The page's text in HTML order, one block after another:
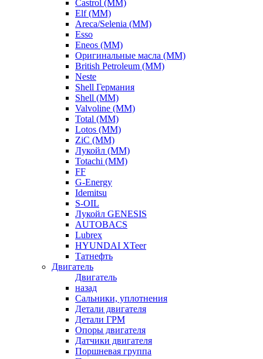
Castrol (ММ)
Elf (ММ)
Areca/Selenia (ММ)
Esso
Eneos (ММ)
Оригинальные масла (ММ)
British Petroleum (ММ)
Neste
Shell Германия
Shell (ММ)
Valvoline (ММ)
Total (ММ)
Lotos (ММ)
ZiC (ММ)
Лукойл (ММ)
Totachi (MM)
FF
G-Energy
Idemitsu
S-OIL
Лукойл GENESIS
AUTOBACS
Lubrex
HYUNDAI XTeer
Татнефть
Двигатель
Двигатель
назад
Сальники, уплотнения
Детали двигателя
Детали ГРМ
Опоры двигателя
Датчики двигателя
Поршневая группа